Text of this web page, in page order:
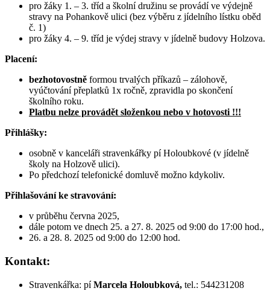
pro žáky 1. – 3. tříd a školní družinu se provádí ve výdejně
stravy na Pohankově ulici (bez výběru z jídelního lístku oběd
č. 1)
pro žáky 4. – 9. tříd je výdej stravy v jídelně budovy Holzova.
Placení:
bezhotovostně formou trvalých příkazů – zálohově,
vyúčtování přeplatků 1x ročně, zpravidla po skončení
školního roku.
Platbu nelze provádět složenkou nebo v hotovosti !!!
Přihlášky:
osobně v kanceláři stravenkářky pí Holoubkové (v jídelně
školy na Holzově ulici).
Po předchozí telefonické domluvě možno kdykoliv.
Přihlašování ke stravování:
v průběhu června 2025,
dále potom ve dnech 25. a 27. 8. 2025 od 9:00 do 17:00 hod.,
26. a 28. 8. 2025 od 9:00 do 12:00 hod.
Kontakt:
Stravenkářka: píMarcela Holoubková, tel.: 544231208